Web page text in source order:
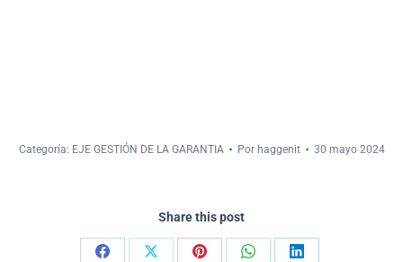
Categoría: EJE GESTIÓN DE LA GARANTIA Por haggenit 30 mayo 2024
Share this post